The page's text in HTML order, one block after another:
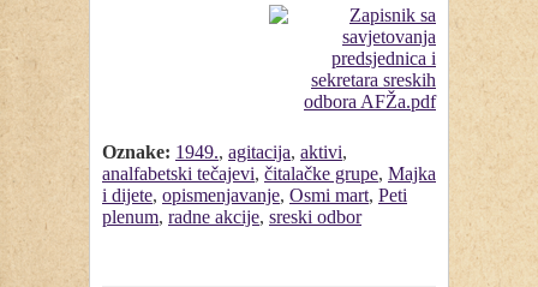
Oznake: 1949., agitacija, aktivi,
analfabetski tečajevi, čitalačke grupe, Majka
i dijete, opismenjavanje, Osmi mart, Peti
plenum, radne akcije, sreski odbor